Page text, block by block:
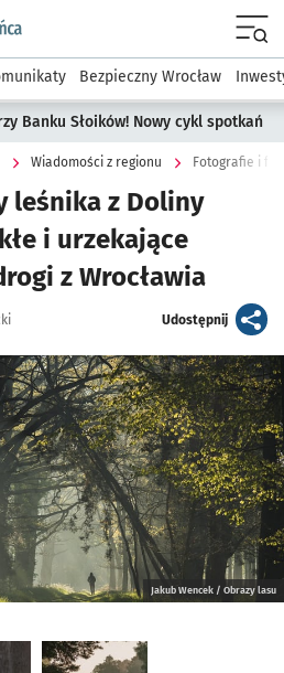
podserwis: Dla mieszkańca
Bezpieczny Wrocław
Banku Słoików! Nowy cykl spotkań
Wiadomości z regionu
leśnika z Doliny
i urzekające
z Wrocławia
Udostępnijartykuł
Jakub Wencek / Obrazy lasu